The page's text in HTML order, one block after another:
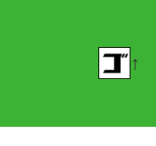
↑